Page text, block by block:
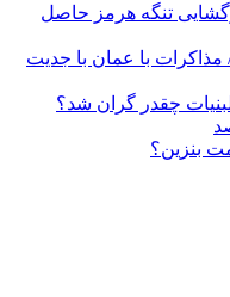
تنگه هرمز حاصل
مذاکرات با عمان با جدیت
بنزین؟